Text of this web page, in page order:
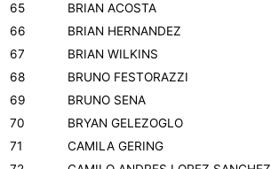
65
BRIAN ACOSTA
66
BRIAN HERNANDEZ
67
BRIAN WILKINS
68
BRUNO FESTORAZZI
69
BRUNO SENA
70
BRYAN GELEZOGLO
71
CAMILA GERING